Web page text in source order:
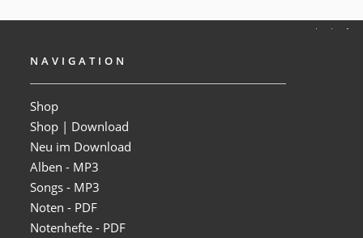
NAVIGATION
Shop
Shop | Download
Neu im Download
Alben - MP3
Songs - MP3
Noten - PDF
Notenhefte - PDF